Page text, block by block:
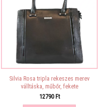
Silvia Rosa tripla rekeszes merev
válltáska, műbőr, fekete
12790 Ft